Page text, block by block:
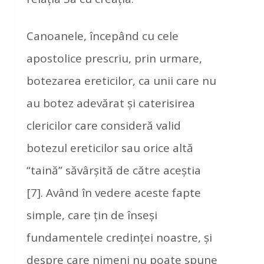
Canoanele, începând cu cele
apostolice prescriu, prin urmare,
botezarea ereticilor, ca unii care nu
au botez adevărat şi caterisirea
clericilor care consideră valid
botezul ereticilor sau orice altă
“taină” săvârşită de către aceştia
[7]. Având în vedere aceste fapte
simple, care ţin de înseşi
fundamentele credinţei noastre, şi
despre care nimeni nu poate spune